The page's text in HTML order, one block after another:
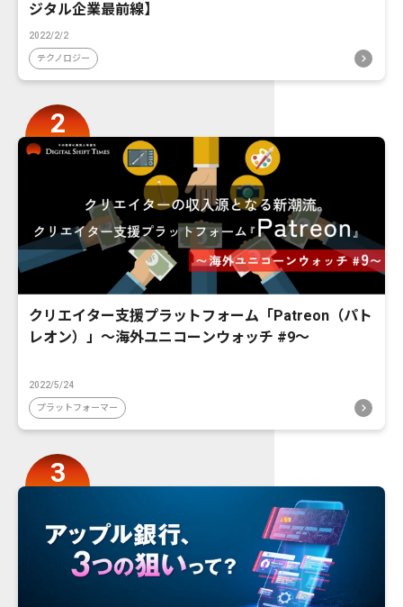
ジタル企業最前線】
2022/2/2
テクノロジー
クリエイター支援プラットフォーム「Patreon（パト
レオン）」〜海外ユニコーンウォッチ #9〜
2022/5/24
プラットフォーマー